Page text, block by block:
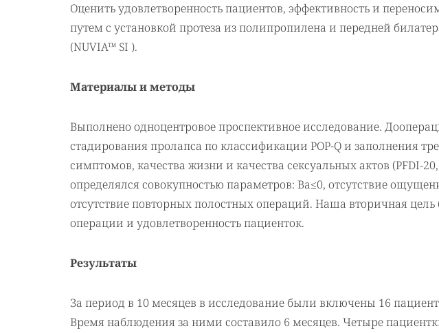
Оценить удовлетворенность пациентов, эффективность и
путем с установкой протеза из полипропилена и передней
(NUVIA™ SI ).
Материалы и методы
Выполнено одноцентровое проспективное исследование.
стадирования пролапса по классификации POP-Q и заполнения
симптомов, качества жизни и качества сексуальных актов (PFDI-
определялся совокупностью параметров: Ba≤0, отсутствие
отсутствие повторных полостных операций. Наша вторичная
операции и удовлетворенность пациенток.
Результаты
За период в 10 месяцев в исследование были включены 16
Время наблюдения за ними составило 6 месяцев. Четыре